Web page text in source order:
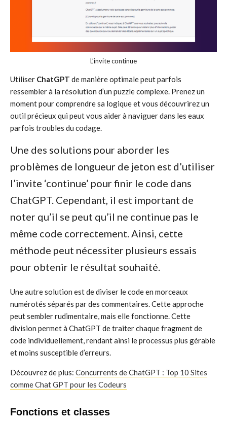
L’invite continue
Utiliser ChatGPT de manière optimale peut parfois
ressembler à la résolution d’un puzzle complexe. Prenez un
moment pour comprendre sa logique et vous découvrirez un
outil précieux qui peut vous aider à naviguer dans les eaux
parfois troubles du codage.
Une des solutions pour aborder les
problèmes de longueur de jeton est d’utiliser
l’invite ‘continue’ pour finir le code dans
ChatGPT. Cependant, il est important de
noter qu’il se peut qu’il ne continue pas le
même code correctement. Ainsi, cette
méthode peut nécessiter plusieurs essais
pour obtenir le résultat souhaité.
Une autre solution est de diviser le code en morceaux
numérotés séparés par des commentaires. Cette approche
peut sembler rudimentaire, mais elle fonctionne. Cette
division permet à ChatGPT de traiter chaque fragment de
code individuellement, rendant ainsi le processus plus gérable
et moins susceptible d’erreurs.
Découvrez de plus: Concurrents de ChatGPT : Top 10 Sites
comme Chat GPT pour les Codeurs
Fonctions et classes